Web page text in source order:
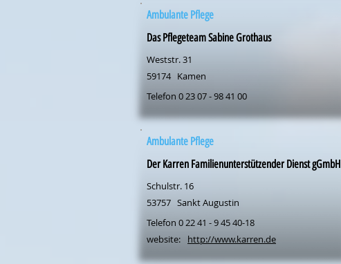
Ambulante Pflege
Das Pflegeteam Sabine Grothaus
Weststr. 31
59174 Kamen
Telefon 0 23 07 - 98 41 00
Ambulante Pflege
Der Karren Familienunterstützender Dienst gGmbH
Schulstr. 16
53757 Sankt Augustin
Telefon 0 22 41 - 9 45 40-18
website:
http://www.karren.de